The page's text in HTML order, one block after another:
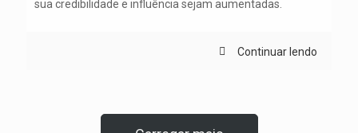
sua credibilidade e influência sejam aumentadas.
Continuar lendo